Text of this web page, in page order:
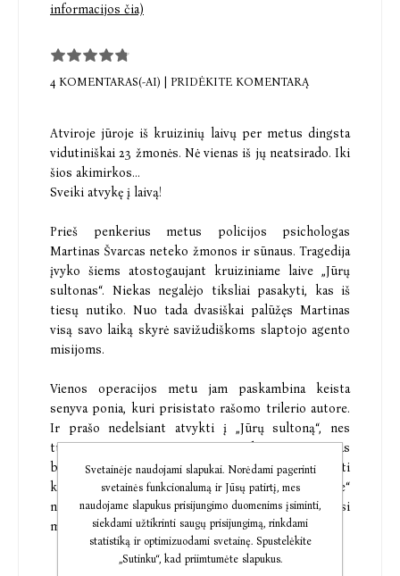
informacijos čia)
4 KOMENTARAS(-AI) | PRIDĖKITE KOMENTARĄ
Atviroje jūroje iš kruizinių laivų per metus dingsta
vidutiniškai 23 žmonės. Nė vienas iš jų neatsirado. Iki
šios akimirkos...
Sveiki atvykę į laivą!
Prieš penkerius metus policijos psichologas
Martinas Švarcas neteko žmonos ir sūnaus. Tragedija
įvyko šiems atostogaujant kruiziniame laive „Jūrų
sultonas“. Niekas negalėjo tiksliai pasakyti, kas iš
tiesų nutiko. Nuo tada dvasiškai palūžęs Martinas
visą savo laiką skyrė savižudiškoms slaptojo agento
misijoms.
Vienos operacijos metu jam paskambina keista
senyva ponia, kuri prisistato rašomo trilerio autore.
Ir prašo nedelsiant atvykti į „Jūrų sultoną“, nes
turinti naujų žinių apie jo šeimos dingimą. Martinas
buvo prisiekęs daugiau niekada gyvenime nekelti
kojos į laivą, bet jis sugrįžta ir sužino, jog „Sultone“
netikėtai atsirado prieš kelias savaites dingusi
mergaitė. Kuri turi jo sūnaus pliušinį meškutį.
Svetainėje naudojami slapukai. Norėdami pagerinti
svetainės funkcionalumą ir Jūsų patirtį, mes
naudojame slapukus prisijungimo duomenims įsiminti,
siekdami užtikrinti saugų prisijungimą, rinkdami
statistiką ir optimizuodami svetainę. Spustelėkite
„Sutinku“, kad priimtumėte slapukus.